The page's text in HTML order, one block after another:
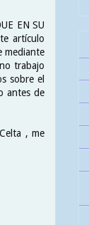
EN SU
artículo
mediante
trabajo
sobre el
antes de
, me